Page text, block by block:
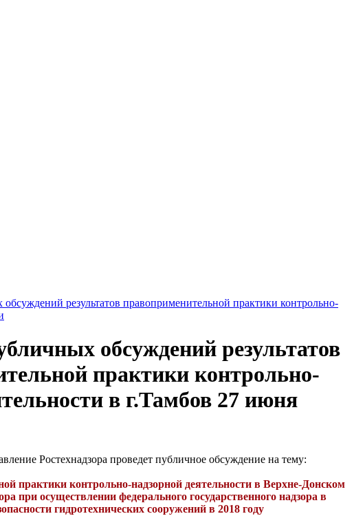
результатов правоприменительной практики контрольно-
обсуждений результатов
практики контрольно-
в г.Тамбов 27 июня
Ростехнадзора проведет публичное обсуждение на тему:
практики контрольно-надзорной деятельности в Верхне-Донском
при осуществлении федерального государственного надзора в
гидротехнических сооружений в 2018 году